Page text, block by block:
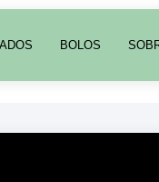
BOLOS